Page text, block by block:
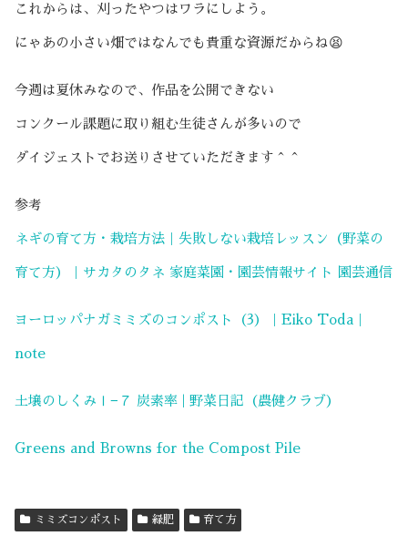
これからは、刈ったやつはワラにしよう。
にゃあの小さい畑ではなんでも貴重な資源だからね😫
今週は夏休みなので、作品を公開できない
コンクール課題に取り組む生徒さんが多いので
ダイジェストでお送りさせていただきます＾＾
参考
ネギの育て方・栽培方法｜失敗しない栽培レッスン（野菜の
育て方）｜サカタのタネ 家庭菜園・園芸情報サイト 園芸通信
ヨーロッパナガミミズのコンポスト（3）｜Eiko Toda｜
note
土壌のしくみⅠ−７ 炭素率 | 野菜日記（農健クラブ）
Greens and Browns for the Compost Pile
ミミズコンポスト 緑肥 育て方